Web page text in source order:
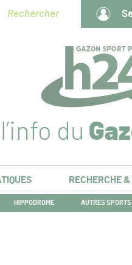
Rechercher
du
RECHERCHE
HIPPODROME AUTRES SPORTS